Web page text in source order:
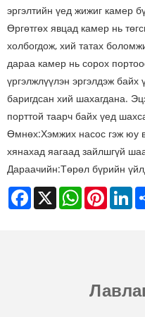
эргэлтийн үед жижиг камер
Өргөтгөх явцад камер нь
холбогдож, хий татах
дараа камер нь сорох
үргэлжлүүлэн эргэлдэж байх
баригдсан хий шахагдана.
порттой таарч байх үед
Өмнөх:Хэмжих насос гэж юу
хянахад яагаад зайлшгүй
Дараачийн:Төрөл бүрийн
Facebook
X WhatsApp